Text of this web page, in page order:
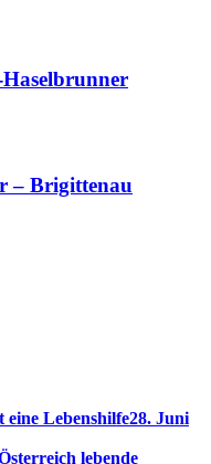
– Brigittenau
Lebenshilfe28. Juni
lebende